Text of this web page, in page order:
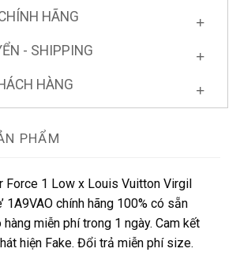
HÃNG
- SHIPPING
HÀNG
PHẨM
Force 1 Low x Louis Vuitton Virgil
1A9VAO chính hãng 100% có sẵn
miễn phí trong 1 ngày. Cam kết
hiện Fake. Đổi trả miễn phí size.